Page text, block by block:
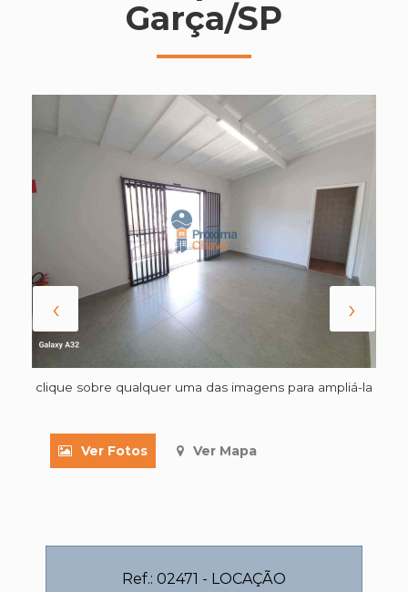
Garça/SP
‹ ›
clique sobre qualquer uma das imagens para ampliá-la
Ver Fotos Ver Mapa
Ref.: 02471 - LOCAÇÃO